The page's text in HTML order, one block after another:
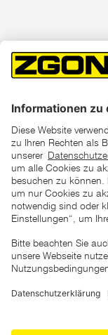
*der "statt"-Preis
unter
Copyright